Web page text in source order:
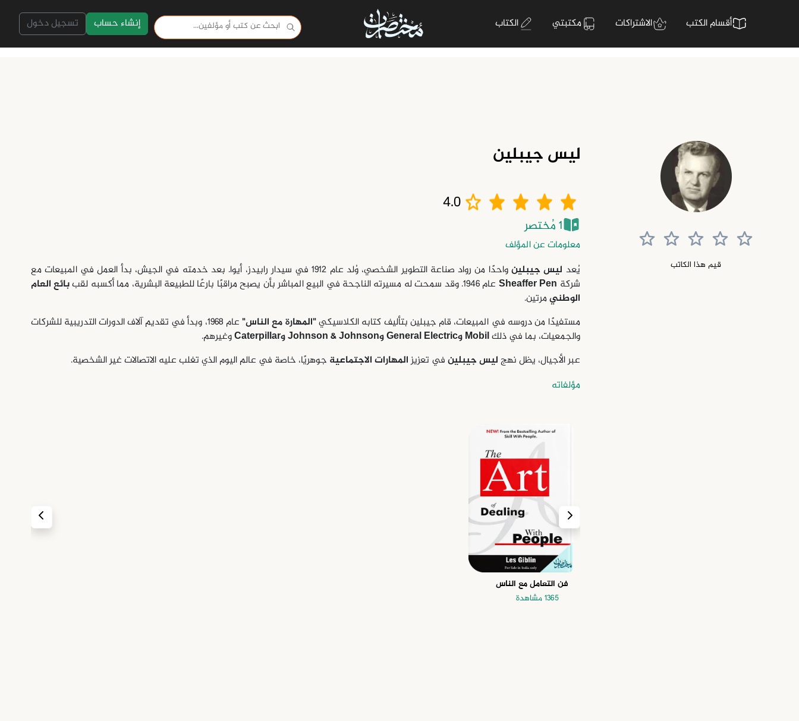
أقسام الكتب الاشتراكات مكتبتي الكتاب إنشاء حساب تسجيل دخول
قيم هذا الكاتب
ليس جيبلين
4.0
1 مُختصر
معلومات عن المؤلف
يُعد ليس جيبلين
واحدًا من رواد صناعة التطوير الشخصي، وُلد عام 1912 في سيدار رابيدز، أيوا. بعد خدمته في الجيش، بدأ العمل في المبيعات مع
شركة Sheaffer Pen عام 1946. وقد سمحت له مسيرته الناجحة في البيع المباشر بأن يصبح مراقبًا بارعًا للطبيعة البشرية، مما أكسبه لقب
بائع العام
الوطنيمرتين.
مستفيدًا من دروسه في المبيعات، قام جيبلين بتأليف كتابه الكلاسيكي"المهارة مع الناس"
عام 1968، وبدأ في تقديم آلاف الدورات التدريبية للشركات
والجمعيات، بما في ذلكMobil وGeneral Electric وJohnson & Johnson وCaterpillar
وغيرهم.
عبر الأجيال، يظل نهجليس جيبلينفي تعزيزالمهارات الاجتماعية جوهريًا، خاصة في عالم اليوم الذي تغلب عليه الاتصالات غير الشخصية.
مؤلفاته
فن التعامل مع الناس
1365 مشاهدة